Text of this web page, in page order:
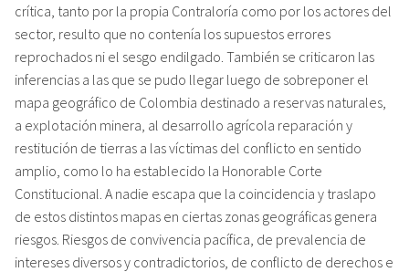
crítica, tanto por la propia Contraloría como por los actores del
sector, resulto que no contenía los supuestos errores
reprochados ni el sesgo endilgado. También se criticaron las
inferencias a las que se pudo llegar luego de sobreponer el
mapa geográfico de Colombia destinado a reservas naturales,
a explotación minera, al desarrollo agrícola reparación y
restitución de tierras a las víctimas del conflicto en sentido
amplio, como lo ha establecido la Honorable Corte
Constitucional. A nadie escapa que la coincidencia y traslapo
de estos distintos mapas en ciertas zonas geográficas genera
riesgos. Riesgos de convivencia pacífica, de prevalencia de
intereses diversos y contradictorios, de conflicto de derechos e